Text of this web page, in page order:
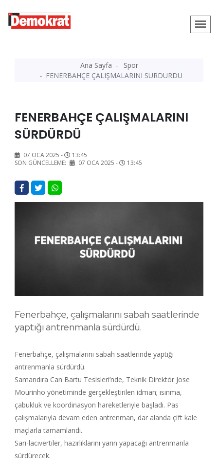
Ana Sayfa
Spor
FENERBAHÇE ÇALIŞMALARINI SÜRDÜRDÜ
FENERBAHÇE ÇALIŞMALARINI
SÜRDÜRDÜ
07 OCA 2025 -
13:45
SON GÜNCELLEME:
07 OCA 2025 - 13:45
Fenerbahçe, çalışmalarını sabah saatlerinde
yaptığı antrenmanla sürdürdü.
Fenerbahçe, çalışmalarını sabah saatlerinde yaptığı
antrenmanla sürdürdü.
Samandıra Can Bartu Tesisleri’nde, Teknik Direktör Jose
Mourinho yönetiminde gerçekleştirilen idman; ısınma,
çabukluk ve koordinasyon hareketleriyle başladı. Pas
çalışmalarıyla devam eden antrenman, dar alanda çift kale
maçlarla tamamlandı.
Sarı-lacivertiler, hazırlıklarını yarın yapacağı antrenmanla
sürdürecek.